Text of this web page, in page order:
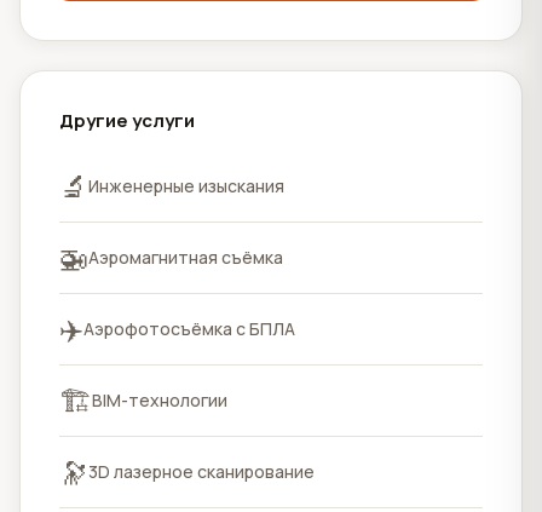
Другие услуги
🔬 Инженерные изыскания
🚁Аэромагнитная съёмка
✈️Аэрофотосъёмка с БПЛА
🏗️BIM-технологии
🔭 3D лазерное сканирование